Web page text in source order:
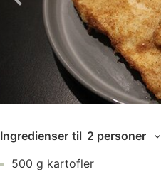
Ingredienser til 2 personer
500 g kartofler